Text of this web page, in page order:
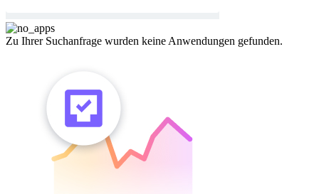
Zu Ihrer Suchanfrage wurden keine Anwendungen gefunden.